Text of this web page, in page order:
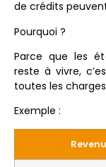
de crédits
Pourquoi ?
Parce que les
reste à vivre,
toutes les
Exemple :